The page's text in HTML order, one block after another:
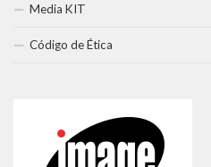
Media KIT
Código de Ética